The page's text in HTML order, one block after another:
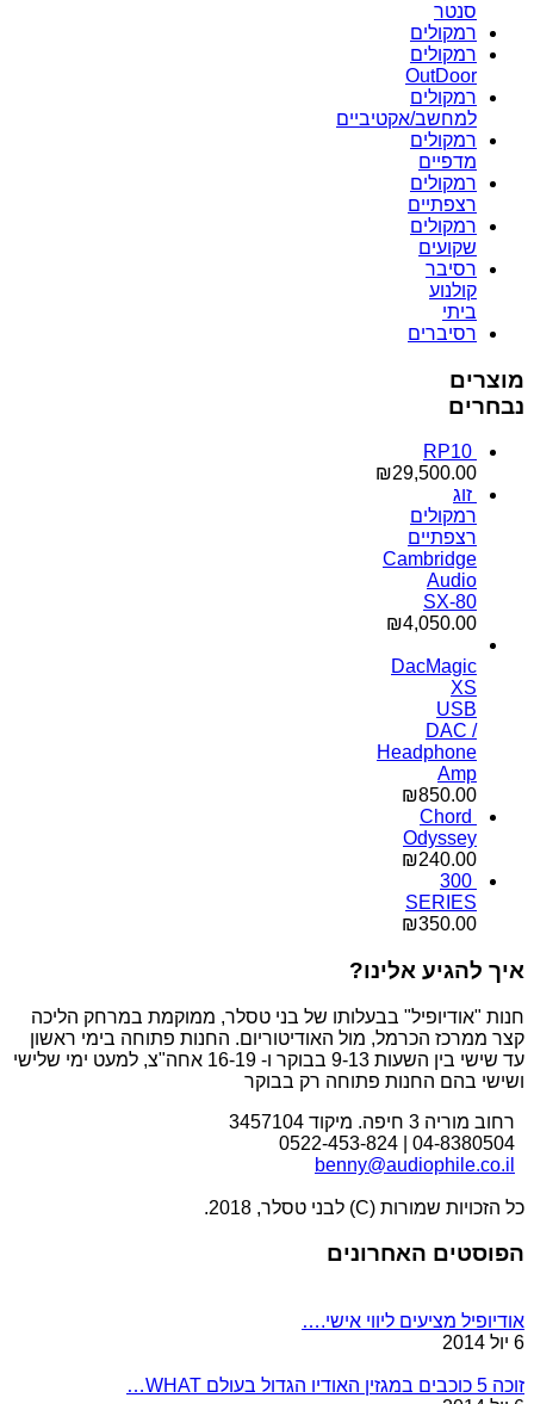
סנטר
רמקולים
רמקולים
OutDoor
רמקולים
למחשב/אקטיביים
רמקולים
מדפיים
רמקולים
רצפתיים
רמקולים
שקועים
רסיבר
קולנוע
ביתי
רסיברים
מוצרים
נבחרים
RP10
₪29,500.00
זוג
רמקולים
רצפתיים
Cambridge
Audio
SX-80
₪4,050.00
DacMagic
XS
USB
DAC /
Headphone
Amp
₪850.00
Chord
Odyssey
₪240.00
300
SERIES
₪350.00
איך להגיע אלינו?
חנות "אודיופיל" בבעלותו של בני טסלר, ממוקמת במרחק הליכה
קצר ממרכז הכרמל, מול האודיטוריום. החנות פתוחה בימי ראשון
עד שישי בין השעות 9-13 בבוקר ו- 16-19 אחה"צ, למעט ימי שלישי
ושישי בהם החנות פתוחה רק בבוקר
רחוב מוריה 3 חיפה. מיקוד 3457104
benny@audiophile.co.il
כל הזכויות שמורות (C) לבני טסלר, 2018.
הפוסטים האחרונים
אודיופיל מציעים ליווי אישי.…
6 יול 2014
זוכה 5 כוכבים במגזין האודיו הגדול בעולם WHAT…